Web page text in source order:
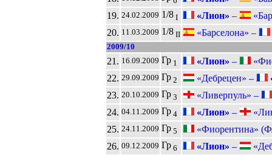
19. 24.02.2009 1/8I «Лион» –
20. 11.03.2009 1/8II «Барселона» –
2009/10
21. 16.09.2009 Гр1 «Лион» –
22. 29.09.2009 Гр2 «Дебрецен» –
23. 20.10.2009 Гр3
«Ливерпуль» –
24. 04.11.2009 Гр4 «Лион» –
25. 24.11.2009 Гр5
«Фиорентина»
26. 09.12.2009 Гр6 «Лион» –